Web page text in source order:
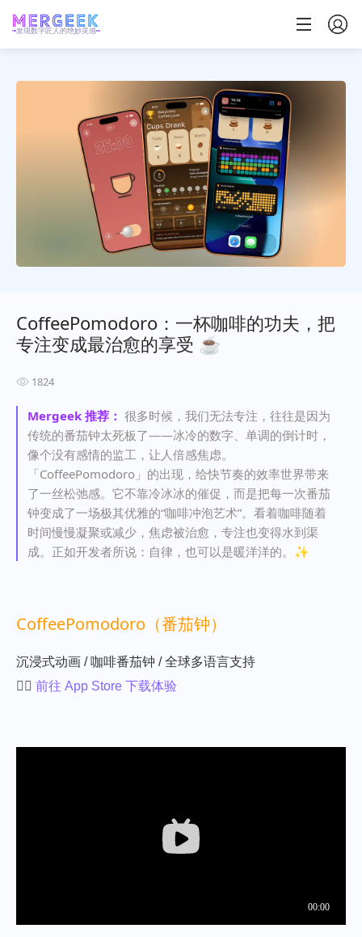
发现数字匠人的绝妙灵感
CoffeePomodoro：一杯咖啡的功夫，把
专注变成最治愈的享受 ☕️
1824
Mergeek 推荐： 很多时候，我们无法专注，往往是因为
传统的番茄钟太死板了——冰冷的数字、单调的倒计时，
像个没有感情的监工，让人倍感焦虑。
「CoffeePomodoro」的出现，给快节奏的效率世界带来
了一丝松弛感。它不靠冷冰冰的催促，而是把每一次番茄
钟变成了一场极其优雅的“咖啡冲泡艺术”。看着咖啡随着
时间慢慢凝聚或减少，焦虑被治愈，专注也变得水到渠
成。正如开发者所说：自律，也可以是暖洋洋的。✨
CoffeePomodoro（番茄钟）
沉浸式动画 / 咖啡番茄钟 / 全球多语言支持
👉🏻 前往 App Store 下载体验